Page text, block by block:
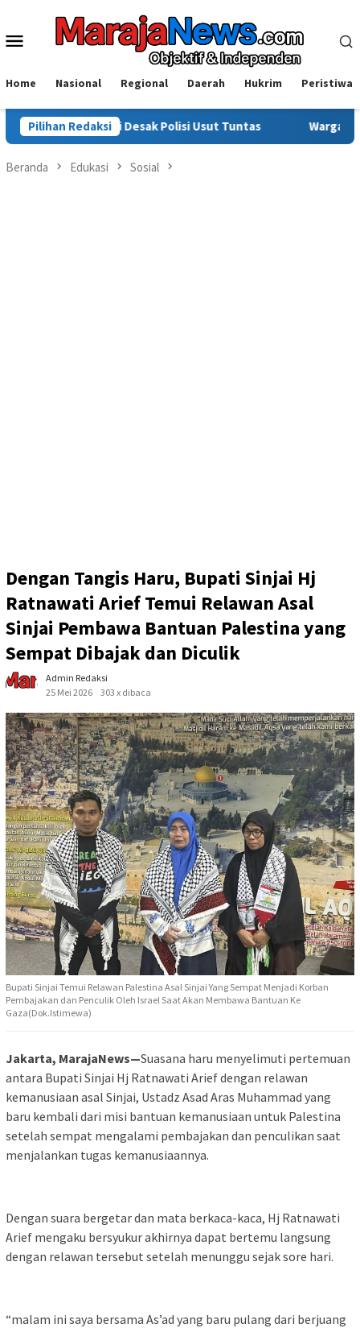
konten
Menu
Home Nasional Regional Daerah Hukrim Peristiwa
Pilihan Redaksi
Polisi Usut Tuntas Warga Sinjai Tewas Dikeroyok
Beranda Edukasi Sosial
Dengan Tangis Haru, Bupati Sinjai Hj
Ratnawati Arief Temui Relawan Asal
Sinjai Pembawa Bantuan Palestina yang
Sempat Dibajak dan Diculik
Admin Redaksi
25 Mei 2026
303 x dibaca
Bupati Sinjai Temui Relawan Palestina Asal Sinjai Yang Sempat Menjadi Korban
Pembajakan dan Penculik Oleh Israel Saat Akan Membawa Bantuan Ke
Gaza(Dok.Istimewa)
Jakarta, MarajaNews—Suasana haru menyelimuti pertemuan
antara Bupati Sinjai Hj Ratnawati Arief dengan relawan
kemanusiaan asal Sinjai, Ustadz Asad Aras Muhammad yang
baru kembali dari misi bantuan kemanusiaan untuk Palestina
setelah sempat mengalami pembajakan dan penculikan saat
menjalankan tugas kemanusiaannya.
Dengan suara bergetar dan mata berkaca-kaca, Hj Ratnawati
Arief mengaku bersyukur akhirnya dapat bertemu langsung
dengan relawan tersebut setelah menunggu sejak sore hari.
“malam ini saya bersama As’ad yang baru pulang dari berjuang